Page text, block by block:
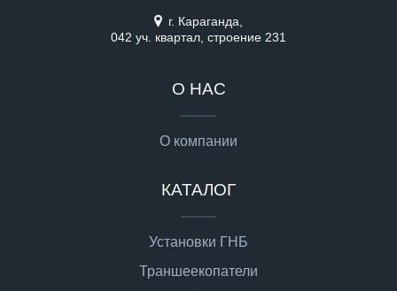
г. Караганда,
042 уч. квартал, строение 231
О НАС
О компании
КАТАЛОГ
Установки ГНБ
Траншеекопатели